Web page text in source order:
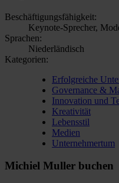
Beschäftigungsfähigkeit:
Keynote-Sprecher,
Sprachen:
Niederländisch
Kategorien:
Erfolgreiche
Governance &
Innovation und
Kreativität
Lebensstil
Medien
Unternehmertum
Michiel Muller buchen